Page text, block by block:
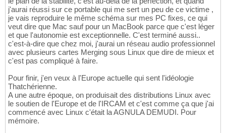
j'aurai réussi sur ce portable qui me sert un peu de ce victime ,
je vais reproduire le même schéma sur mes PC fixes, ce qui
veut dire que Mac sauf pour un MacBook parce que c'est léger
et que l'autonomie est exceptionnelle. C'est terminé aussi..
c'est-à-dire que chez moi, j'aurai un réseau audio professionnel
avec plusieurs cartes Merging sous Linux que dire de mieux et
c'est pas compliqué à faire.
Pour finir, j'en veux à l'Europe actuelle qui sent l'idéologie
Thatchérienne.
A une autre époque, on produisait des distributions Linux avec
le soutien de l'Europe et de l'IRCAM et c'est comme ça que j'ai
commencé avec Linux c'était la AGNULA DEMUDI. Pour
mémoire.